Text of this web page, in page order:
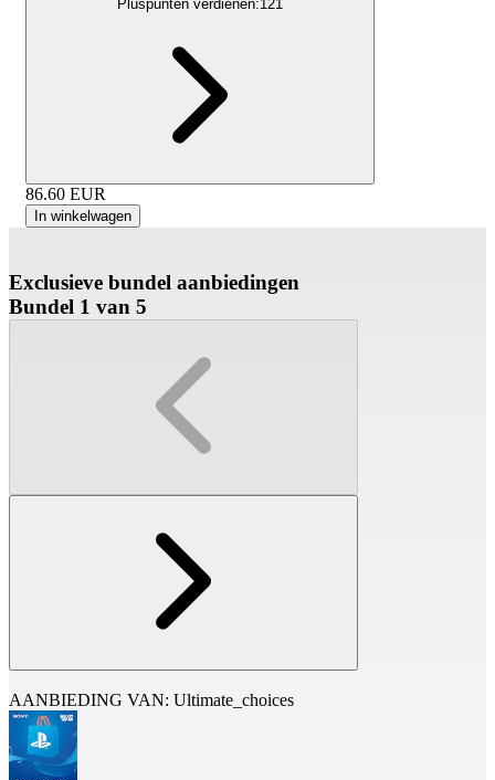
Pluspunten verdienen:121
86.60 EUR
In winkelwagen
Exclusieve bundel aanbiedingen
Bundel 1 van 5
AANBIEDING VAN: Ultimate_choices